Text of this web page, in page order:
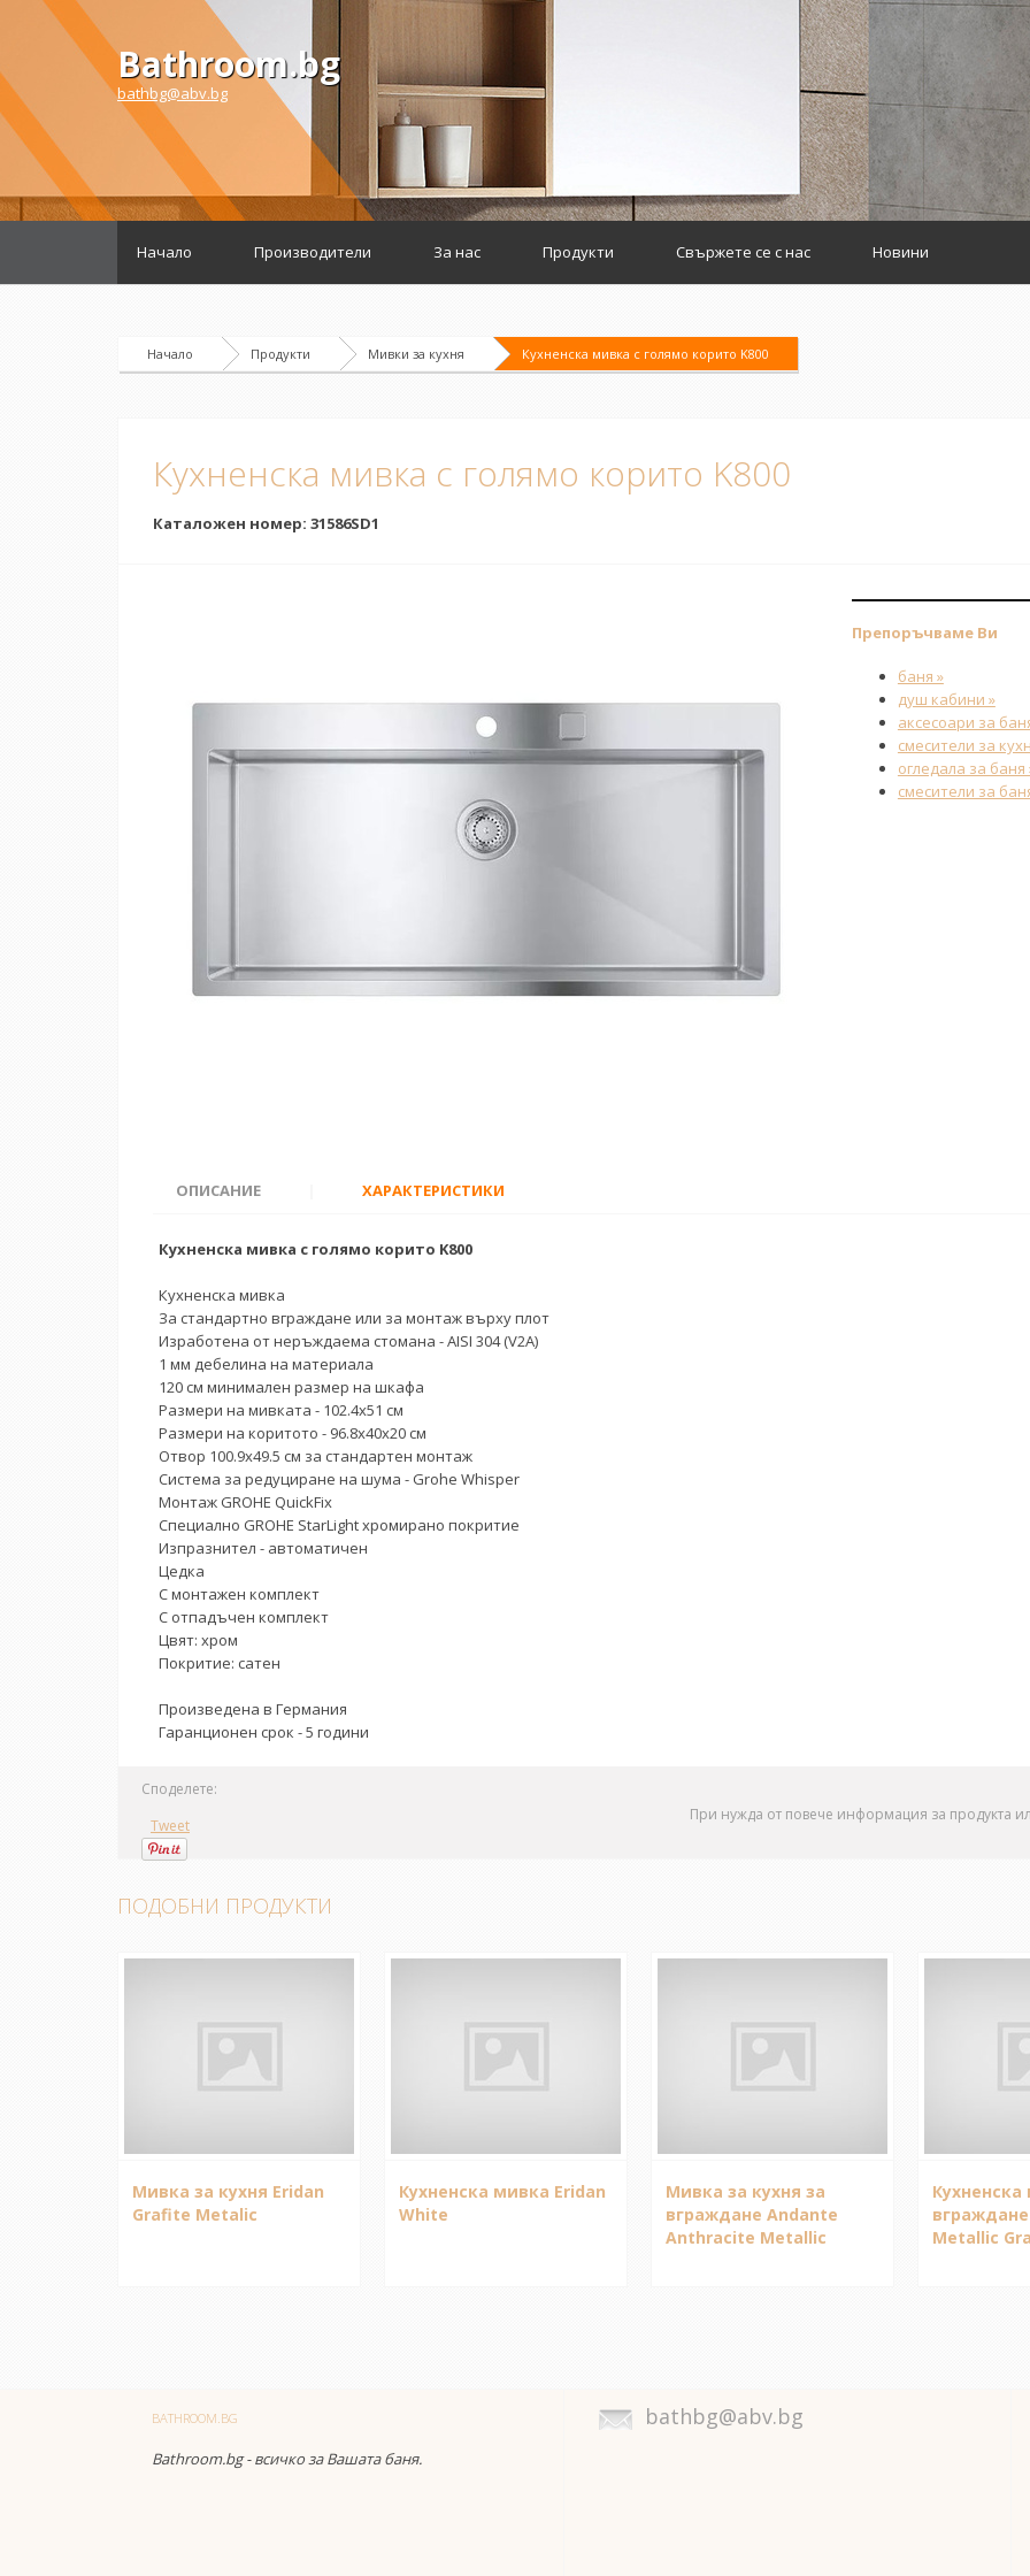
Bathroom.bg
bathbg@abv.bg
Начало Производители За нас Продукти Свържете се с нас Новини
Начало Продукти Мивки за кухня Кухненска мивка с голямо корито K800
Кухненска мивка с голямо корито K800
Каталожен номер: 31586SD1
Препоръчваме Ви
баня »
душ кабини »
аксесоари за
смесители за
огледала за баня
смесители за
ОПИСАНИЕ ХАРАКТЕРИСТИКИ
Кухненска мивка с голямо корито K800
Кухненска мивка
За стандартно вграждане или за монтаж върху плот
Изработена от неръждаема стомана - AISI 304 (V2A)
1 мм дебелина на материала
120 см минимален размер на шкафа
Размери на мивката - 102.4x51 см
Размери на коритото - 96.8x40x20 см
Отвор 100.9х49.5 см за стандартен монтаж
Система за редуциране на шума - Grohe Whisper
Монтаж GROHE QuickFix
Специално GROHE StarLight хромирано покритие
Изпразнител - автоматичен
Цедка
С монтажен комплект
С отпадъчен комплект
Цвят: хром
Покритие: сатен
Произведена в Германия
Гаранционен срок - 5 години
Споделете:
Tweet
При нужда от повече информация за продукта
ПОДОБНИ ПРОДУКТИ
Мивка за кухня Eridan
Grafite Metalic
Кухненска мивка Eridan
White
Мивка за кухня за
вграждане Andante
Anthracite Metallic
Кухненска
Metallic
BATHROOM.BG
Bathroom.bg - всичко за Вашата баня.
bathbg@abv.bg